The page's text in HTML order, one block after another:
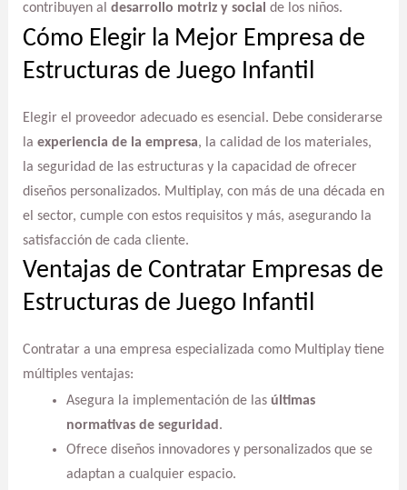
contribuyen al desarrollo motriz y social de los niños.
Cómo Elegir la Mejor Empresa de
Estructuras de Juego Infantil
Elegir el proveedor adecuado es esencial. Debe considerarse
la experiencia de la empresa, la calidad de los materiales,
la seguridad de las estructuras y la capacidad de ofrecer
diseños personalizados. Multiplay, con más de una década en
el sector, cumple con estos requisitos y más, asegurando la
satisfacción de cada cliente.
Ventajas de Contratar Empresas de
Estructuras de Juego Infantil
Contratar a una empresa especializada como Multiplay tiene
múltiples ventajas:
Asegura la implementación de las últimas
normativas de seguridad .
Ofrece diseños innovadores y personalizados que se
adaptan a cualquier espacio.